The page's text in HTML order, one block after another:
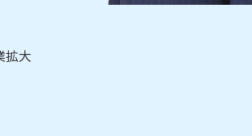
拡大